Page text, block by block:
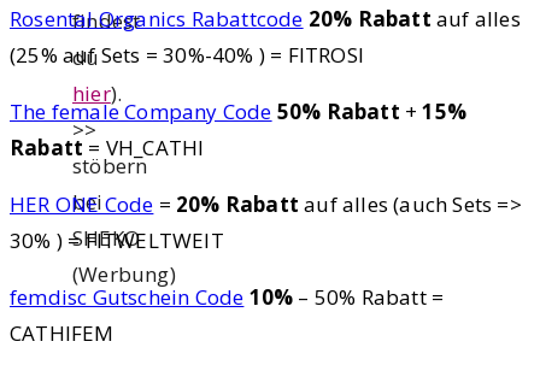
findest
du
hier).
>>
stöbern
bei
SHEKO
(Werbung)
Ich
Rosental Organics Rabattcode 20% Rabatt auf alles
(25% auf Sets = 30%-40% ) = FITROSI
The female Company Code 50% Rabatt +15%
Rabatt = VH_CATHI
HER ONE Code = 20% Rabatt auf alles (auch Sets =>
30% ) = FITWELTWEIT
femdisc Gutschein Code 10% – 50% Rabatt =
CATHIFEM